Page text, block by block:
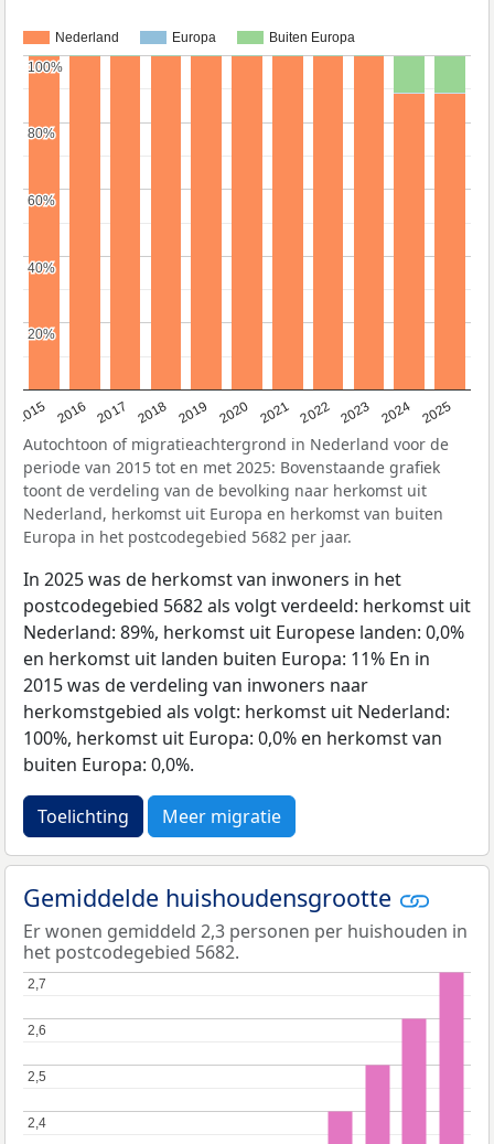
Nederland Europa Buiten Europa
2015 2016 2017 2018 2019 2020 2021 2022 2023 2024 2025
20%
20%
40%
40%
60%
60%
80%
80%
100%
100%
Autochtoon of migratieachtergrond in Nederland voor de
periode van 2015 tot en met 2025: Bovenstaande grafiek
toont de verdeling van de bevolking naar herkomst uit
Nederland, herkomst uit Europa en herkomst van buiten
Europa in het postcodegebied 5682 per jaar.
In 2025 was de herkomst van inwoners in het
postcodegebied 5682 als volgt verdeeld: herkomst uit
Nederland: 89%, herkomst uit Europese landen: 0,0%
en herkomst uit landen buiten Europa: 11% En in
2015 was de verdeling van inwoners naar
herkomstgebied als volgt: herkomst uit Nederland:
100%, herkomst uit Europa: 0,0% en herkomst van
buiten Europa: 0,0%.
Toelichting Meer migratie
Gemiddelde huishoudensgrootte
Er wonen gemiddeld 2,3 personen per huishouden in
het postcodegebied 5682.
2,4
2,4
2,5
2,5
2,6
2,6
2,7
2,7